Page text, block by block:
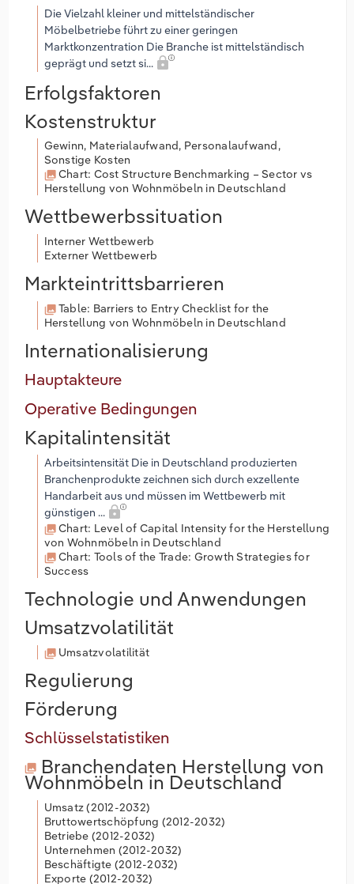
Die Vielzahl kleiner und mittelständischer
Möbelbetriebe führt zu einer geringen
Marktkonzentration Die Branche ist mittelständisch
geprägt und setzt si...
Erfolgsfaktoren
Kostenstruktur
Gewinn, Materialaufwand, Personalaufwand,
Sonstige Kosten
Chart: Cost Structure Benchmarking – Sector vs
Herstellung von Wohnmöbeln in Deutschland
Wettbewerbssituation
Interner Wettbewerb
Externer Wettbewerb
Markteintrittsbarrieren
Table: Barriers to Entry Checklist for the
Herstellung von Wohnmöbeln in Deutschland
Internationalisierung
Hauptakteure
Operative Bedingungen
Kapitalintensität
Arbeitsintensität Die in Deutschland produzierten
Branchenprodukte zeichnen sich durch exzellente
Handarbeit aus und müssen im Wettbewerb mit
günstigen ...
Chart: Level of Capital Intensity for the Herstellung
von Wohnmöbeln in Deutschland
Chart: Tools of the Trade: Growth Strategies for
Success
Technologie und Anwendungen
Umsatzvolatilität
Umsatzvolatilität
Regulierung
Förderung
Schlüsselstatistiken
Branchendaten Herstellung von
Wohnmöbeln in Deutschland
Umsatz (2012-2032)
Bruttowertschöpfung (2012-2032)
Betriebe (2012-2032)
Unternehmen (2012-2032)
Beschäftigte (2012-2032)
Exporte (2012-2032)